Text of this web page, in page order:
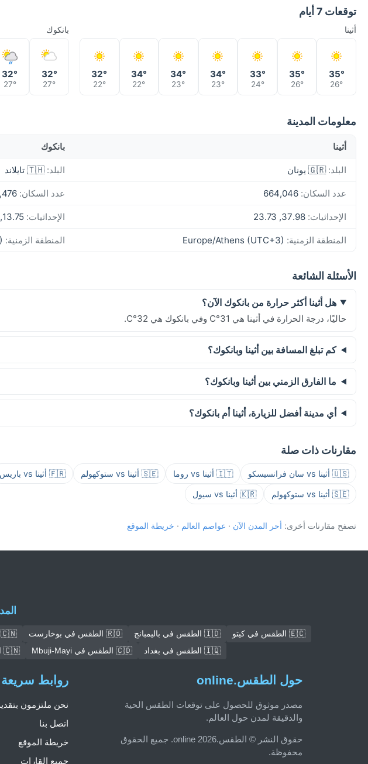
توقعات 7 أيام
أثينا
35°
26°
35°
26°
33°
24°
34°
23°
34°
23°
34°
22°
32°
22°
بانكوك
32°
27°
32°
27°
معلومات المدينة
أثينا بانكوك
البلد: 🇬🇷 يونان البلد: 🇹🇭 تايلاند
عدد السكان: عدد السكان:
الإحداثيات: الإحداثيات:
المنطقة الزمنية: المنطقة الزمنية:
الأسئلة الشائعة
هل أثينا أكثر حرارة من بانكوك الآن؟
حاليًا، درجة الحرارة في أثينا هي 31°C وفي بانكوك هي 32°C.
كم تبلغ المسافة بين أثينا وبانكوك؟
ما الفارق الزمني بين أثينا وبانكوك؟
أي مدينة أفضل للزيارة، أثينا أم بانكوك؟
مقارنات ذات صلة
🇺🇸 أثينا vs سان فرانسيسكو 🇮🇹 أثينا vs روما 🇸🇪 أثينا vs ستوكهولم 🇫🇷 أثينا vs باريس
🇸🇪 أثينا vs ستوكهولم 🇰🇷 أثينا vs سيول
تصفح مقارنات أخرى: أحر المدن الآن · عواصم العالم · خريطة الموقع
🇪🇨 الطقس في كيتو 🇮🇩 الطقس في باليمبانج 🇷🇴 الطقس في بوخارست 🇨🇳 الطقس في تشنغتشو
🇮🇶 الطقس في بغداد
🇨🇩 الطقس في Mbuji-Mayi 🇨🇳 الطقس في Nantong
حول الطقس.online
مصدر موثوق للحصول على توقعات الطقس الحية
والدقيقة لمدن حول العالم.
حقوق النشر © الطقس.online 2026. جميع الحقوق
محفوظة.
روابط سريعة
نحن ملتزمون
اتصل بنا
خريطة الموقع
جميع القارات